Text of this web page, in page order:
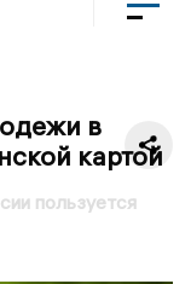
в
картой
пользуется